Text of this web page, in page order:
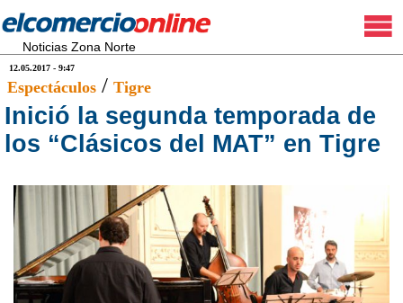
Noticias Zona Norte
12.05.2017 - 9:47
Espectáculos / Tigre
Inició la segunda temporada de
los “Clásicos del MAT” en Tigre